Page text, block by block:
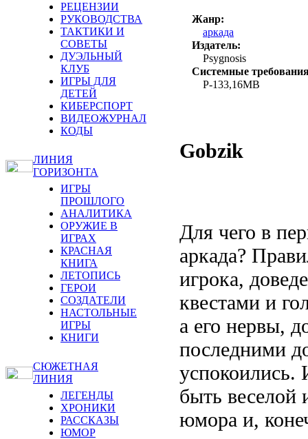
РЕЦЕНЗИИ
РУКОВОДСТВА
ТАКТИКИ И
СОВЕТЫ
ДУЭЛЬНЫЙ
КЛУБ
ИГРЫ ДЛЯ
ДЕТЕЙ
КИБЕРСПОРТ
ВИДЕОЖУРНАЛ
КОДЫ
ЛИНИЯ
ГОРИЗОНТА
ИГРЫ
ПРОШЛОГО
АНАЛИТИКА
ОРУЖИЕ В
ИГРАХ
КРАСНАЯ
КНИГА
ЛЕТОПИСЬ
ГЕРОИ
СОЗДАТЕЛИ
НАСТОЛЬНЫЕ
ИГРЫ
КНИГИ
СЮЖЕТНАЯ
ЛИНИЯ
ЛЕГЕНДЫ
ХРОНИКИ
РАССКАЗЫ
ЮМОР
Жанр:
аркада
Издатель:
Psygnosis
Системные
P-133,16MB
Gobzik
Для чего в
аркада?
игрока,
квестами и
а его нервы,
последними
успокоились.
быть веселой
юмора и,